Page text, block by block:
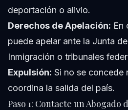
deportación o alivio.
Derechos de Apelación: En
puede apelar ante la Junta
Inmigración o tribunales
Expulsión: Si no se concede
coordina la salida del país.
Paso 1: Contacte un Abogado